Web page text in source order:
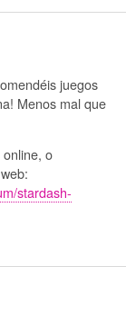
juegos
Menos mal que
o
stardash-